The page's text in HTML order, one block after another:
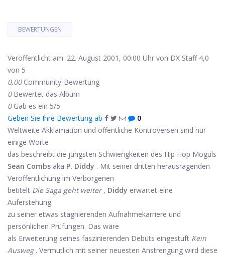
BEWERTUNGEN
Veröffentlicht am: 22. August 2001, 00:00 Uhr von DX Staff 4,0
von 5
0,00 Community-Bewertung
0 Bewertet das Album
0 Gab es ein 5/5
Geben Sie Ihre Bewertung ab
0
Weltweite Akklamation und öffentliche Kontroversen sind nur
einige Worte
das beschreibt die jüngsten Schwierigkeiten des Hip Hop Moguls
Sean Combs aka P. Diddy . Mit seiner dritten herausragenden
Veröffentlichung im Verborgenen
betitelt Die Saga geht weiter, Diddy erwartet eine
Auferstehung
zu seiner etwas stagnierenden Aufnahmekarriere und
persönlichen Prüfungen. Das wäre
als Erweiterung seines faszinierenden Debüts eingestuft Kein
Ausweg. Vermutlich mit seiner neuesten Anstrengung wird diese